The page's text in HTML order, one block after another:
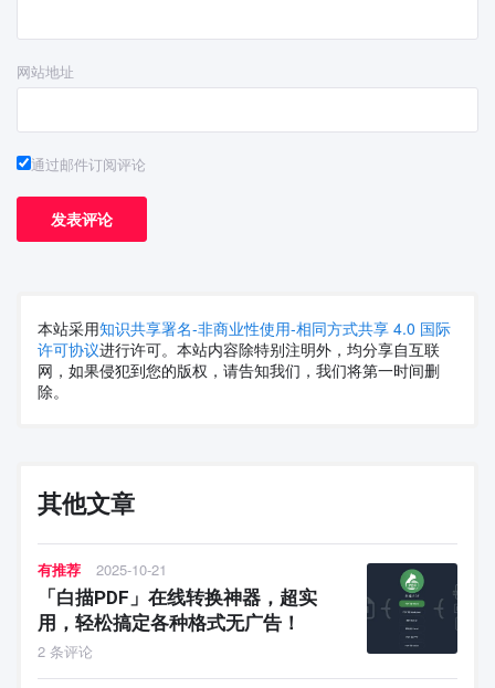
网站地址
通过邮件订阅评论
本站采用知识共享署名-非商业性使用-相同方式共享 4.0 国际
许可协议进行许可。本站内容除特别注明外，均分享自互联
网，如果侵犯到您的版权，请告知我们，我们将第一时间删
除。
其他文章
有推荐 2025-10-21
「白描PDF」在线转换神器，超实
用，轻松搞定各种格式无广告！
2 条评论